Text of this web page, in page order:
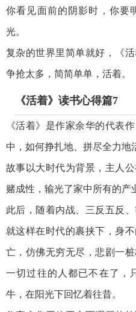
你看见面前的阴影时，你要
光。
复杂的世界里简单就好，《
争抢太多，简简单单，活着。
《活着》读书心得篇7
《活着》是作家余华的代表
中，如何挣扎地、拼尽全力地
故事以大时代为背景，主人
赌成性，输光了家中所有的产
此后，随着内战、三反五反
就这样在时代的裹挟下，身
亡，仿佛无穷无尽，悲剧一
一切过往的人都已不在了，
牛，在阳光下回忆着往昔。